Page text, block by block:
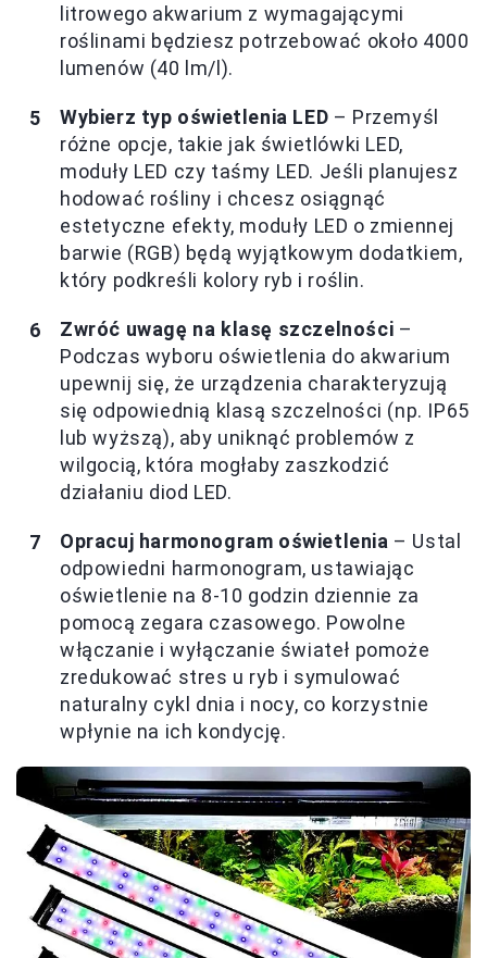
litrowego akwarium z wymagającymi
roślinami będziesz potrzebować około 4000
lumenów (40 lm/l).
Wybierz typ oświetlenia LED – Przemyśl
różne opcje, takie jak świetlówki LED,
moduły LED czy taśmy LED. Jeśli planujesz
hodować rośliny i chcesz osiągnąć
estetyczne efekty, moduły LED o zmiennej
barwie (RGB) będą wyjątkowym dodatkiem,
który podkreśli kolory ryb i roślin.
Zwróć uwagę na klasę szczelności –
Podczas wyboru oświetlenia do akwarium
upewnij się, że urządzenia charakteryzują
się odpowiednią klasą szczelności (np. IP65
lub wyższą), aby uniknąć problemów z
wilgocią, która mogłaby zaszkodzić
działaniu diod LED.
Opracuj harmonogram oświetlenia – Ustal
odpowiedni harmonogram, ustawiając
oświetlenie na 8-10 godzin dziennie za
pomocą zegara czasowego. Powolne
włączanie i wyłączanie świateł pomoże
zredukować stres u ryb i symulować
naturalny cykl dnia i nocy, co korzystnie
wpłynie na ich kondycję.